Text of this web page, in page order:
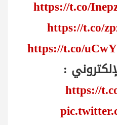
https://t.co/
https://t.co/
https://t.co/
:
https://